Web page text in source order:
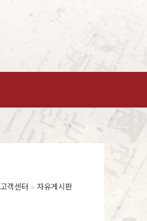
고객센터 자유게시판